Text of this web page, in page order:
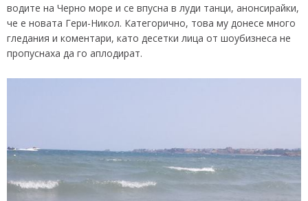
водите на Черно море и се впусна в луди танци, анонсирайки,
че е новата Гери-Никол. Категорично, това му донесе много
гледания и коментари, като десетки лица от шоубизнеса не
пропуснаха да го аплодират.